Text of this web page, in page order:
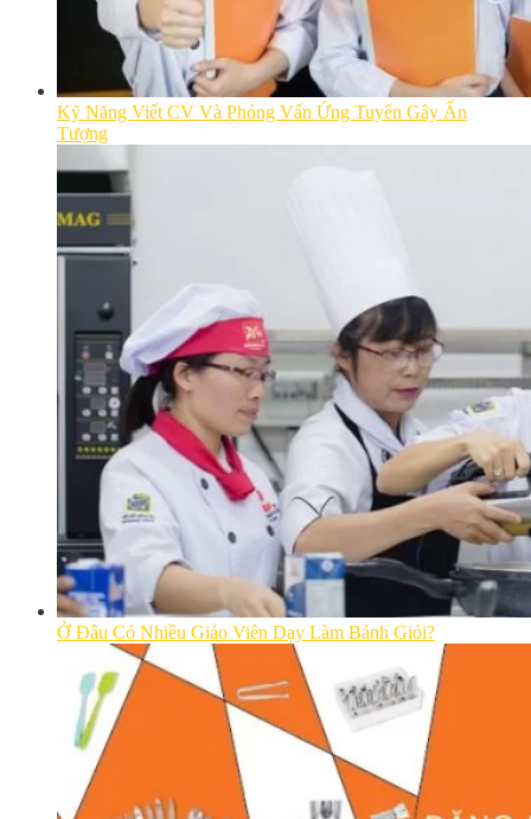
Kỹ Năng Viết CV Và Phỏng Vấn Ứng Tuyển Gây Ấn
Tượng
Ở Đâu Có Nhiều Giáo Viên Dạy Làm Bánh Giỏi?